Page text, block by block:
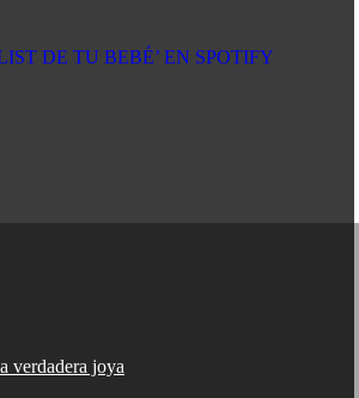
DE TU BEBÉ’ EN SPOTIFY
verdadera joya